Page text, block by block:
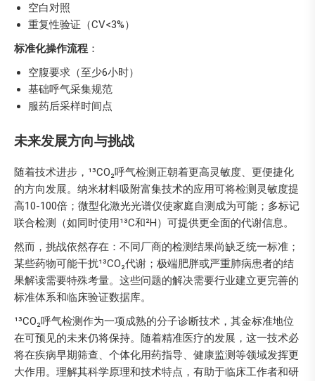
空白对照
重复性验证（CV<3%）
标准化操作流程 ：
空腹要求（至少6小时）
基础呼气采集规范
服药后采样时间点
未来发展方向与挑战
随着技术进步，¹³CO₂呼气检测正朝着更高灵敏度、更便捷化
的方向发展。纳米材料吸附富集技术的应用可将检测灵敏度提
高10-100倍；微型化激光光谱仪使家庭自测成为可能；多标记
联合检测（如同时使用¹³C和²H）可提供更全面的代谢信息。
然而，挑战依然存在：不同厂商的检测结果尚缺乏统一标准；
某些药物可能干扰¹³CO₂代谢；极端肥胖或严重肺病患者的结
果解读需要特殊考量。这些问题的解决需要行业建立更完善的
标准体系和临床验证数据库。
¹³CO₂呼气检测作为一项成熟的分子诊断技术，其金标准地位
在可预见的未来仍将保持。随着精准医疗的发展，这一技术必
将在疾病早期筛查、个体化用药指导、健康监测等领域发挥更
大作用。理解其科学原理和技术特点，有助于临床工作者和研